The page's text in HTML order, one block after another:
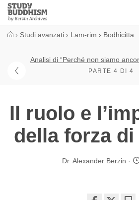
Close
Study
Buddhism
› Studi avanzati › Lam-rim › Bodhicitta
Analisi di “Perché non siamo
PARTE 4 DI 4
Il ruolo e
della forza
Dr. Alexander Berzin